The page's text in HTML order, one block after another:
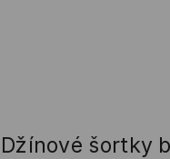
Džínové šortky